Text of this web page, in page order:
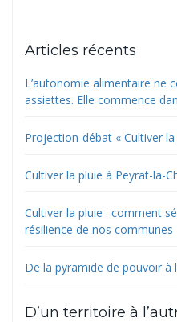
Articles récents
L’autonomie alimentaire ne
assiettes. Elle commence
Projection-débat « Cultiver
Cultiver la pluie à Peyrat-la-
Cultiver la pluie : comment
résilience de nos communes
De la pyramide de pouvoir à
D’un territoire à